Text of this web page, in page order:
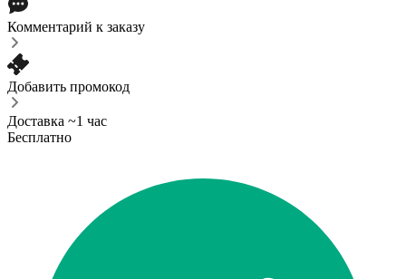
Комментарий к заказу
Добавить промокод
Доставка ~1 час
Бесплатно